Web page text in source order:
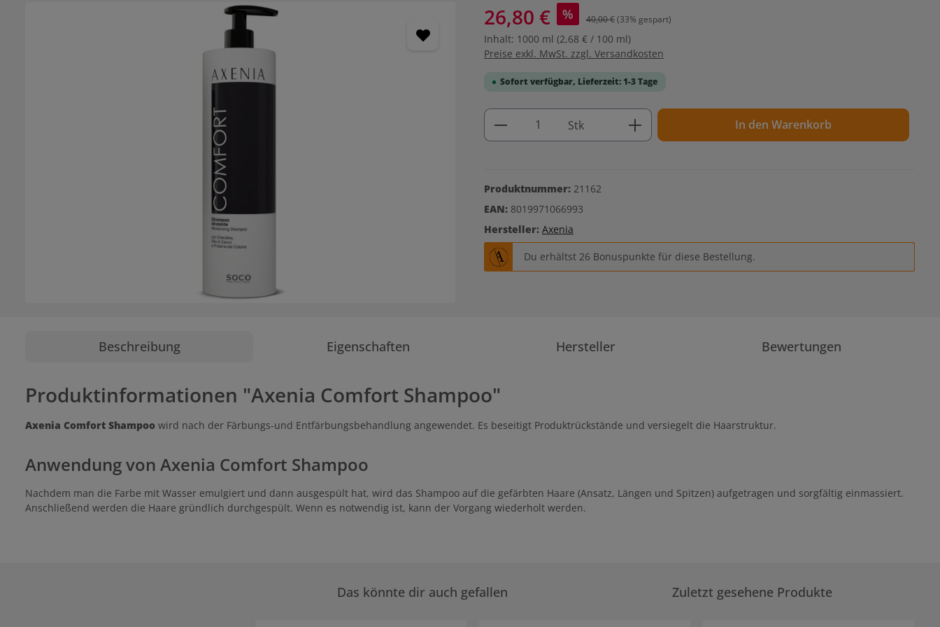
26,80 € % 40,00 €(33% gespart)
Inhalt: 1000 ml (2,68 € / 100 ml)
Preise exkl. MwSt. zzgl. Versandkosten
Sofort verfügbar, Lieferzeit: 1-3 Tage
Produkt Anzahl: Gib den gewünschten Wert ein oder
Stk In den Warenkorb
Produktnummer: 21162
EAN: 8019971066993
Hersteller: Axenia
Du erhältst 26 Bonuspunkte für diese Bestellung.
Beschreibung Eigenschaften Hersteller Bewertungen
Produktinformationen "Axenia Comfort Shampoo"
Axenia Comfort Shampoo wird nach der Färbungs-und Entfärbungsbehandlung angewendet. Es beseitigt Produktrückstände und versiegelt die Haarstruktur.
Anwendung von Axenia Comfort Shampoo
Nachdem man die Farbe mit Wasser emulgiert und dann ausgespült hat, wird das Shampoo auf die gefärbten Haare (Ansatz, Längen und Spitzen) aufgetragen und sorgfältig einmassiert.
Anschließend werden die Haare gründlich durchgespült. Wenn es notwendig ist, kann der Vorgang wiederholt werden.
Das könnte dir auch gefallen Zuletzt gesehene Produkte